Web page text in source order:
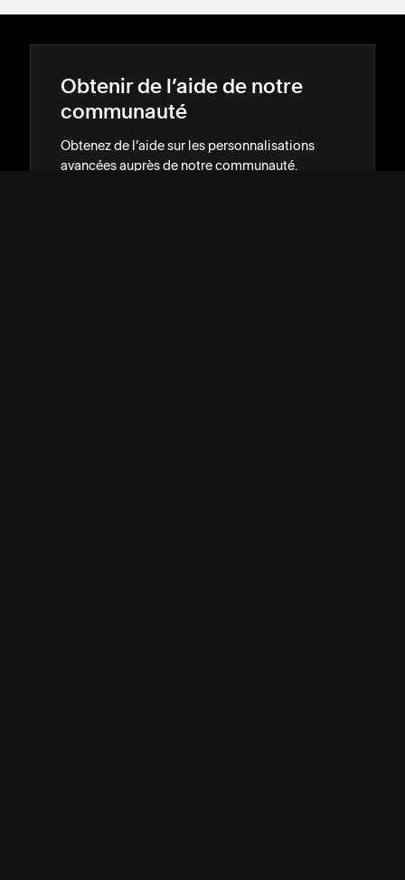
Obtenir de l’aide de notre
communauté
Obtenez de l’aide sur les personnalisations
avancées auprès de notre communauté.